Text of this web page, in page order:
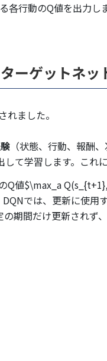
各行動のQ値を出力
ーゲットネ
ました。
（状態、行動、報酬
て学習します。これ
Q値$\max_a
では、更新に使用
期間だけ更新されず